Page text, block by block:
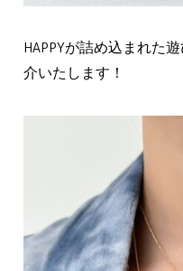
HAPPYが詰め込まれた
介いたします！